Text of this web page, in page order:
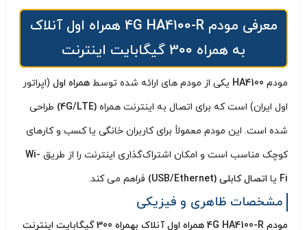
معرفی مودم 4G HA4100-R همراه اول آنلاک
به همراه 300 گیگابایت اینترنت
مودم HA4100 یکی از مودم‌ های ارائه‌ شده توسط همراه اول (اپراتور
اول ایران) است که برای اتصال به اینترنت همراه (4G/LTE)
طراحی
شده است. این مودم معمولاً برای کاربران خانگی یا کسب‌ و کارهای
کوچک مناسب است و امکان اشتراک‌گذاری اینترنت را از طریق Wi-
Fi یا اتصال کابلی (USB/Ethernet) فراهم می‌ کند.
مشخصات ظاهری و فیزیکی
مودم 4G HA4100-R همراه اول آنلاک بهمراه 300 گیگابایت اینترنت